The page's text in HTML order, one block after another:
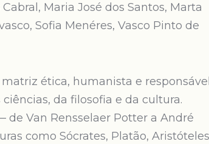
Maria José dos Santos, Marta
Sofia Menéres, Vasco Pinto de
ética, humanista e
da filosofia e da cultura.
Van Rensselaer Potter a André
como Sócrates, Platão,